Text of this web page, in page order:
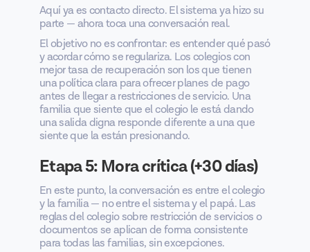
Aquí ya es contacto directo. El sistema ya hizo su
parte — ahora toca una conversación real.
El objetivo no es confrontar: es entender qué pasó
y acordar cómo se regulariza. Los colegios con
mejor tasa de recuperación son los que tienen
una política clara para ofrecer planes de pago
antes de llegar a restricciones de servicio. Una
familia que siente que el colegio le está dando
una salida digna responde diferente a una que
siente que la están presionando.
Etapa 5: Mora crítica (+30 días)
En este punto, la conversación es entre el colegio
y la familia — no entre el sistema y el papá. Las
reglas del colegio sobre restricción de servicios o
documentos se aplican de forma consistente
para todas las familias, sin excepciones.